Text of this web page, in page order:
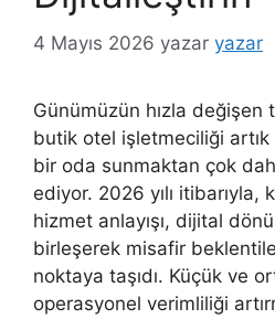
4 Mayıs 2026 yazar yazar
Günümüzün hızla değişen
butik otel işletmeciliği
bir oda sunmaktan çok
ediyor. 2026 yılı itibarıyla,
hizmet anlayışı, dijital
birleşerek misafir
noktaya taşıdı. Küçük ve
operasyonel verimliliği